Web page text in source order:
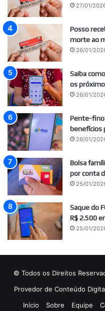
27/01/
Posso
morte ao
26/01/
Saiba
os
26/01/
Pente-fino
benefícios
26/01/
Bolsa
por conta
25/01/
Saque do
R$ 2.500
25/01/
© Todos os Direitos
Provedor de Conteúdo
Início
Sobre Equipe